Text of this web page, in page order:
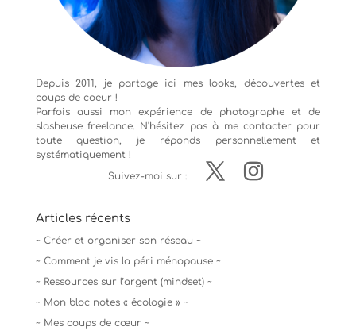
Depuis 2011, je partage ici mes looks, découvertes et
coups de coeur !
Parfois aussi mon expérience de photographeet de
slasheuse freelance. N'hésitez pas à me contacter pour
toute question, je réponds personnellement et
systématiquement !
Suivez-moi sur :
Articles récents
~ Créer et organiser son réseau ~
~ Comment je vis la péri ménopause ~
~ Ressources sur l’argent (mindset) ~
~ Mon bloc notes « écologie » ~
~ Mes coups de cœur ~